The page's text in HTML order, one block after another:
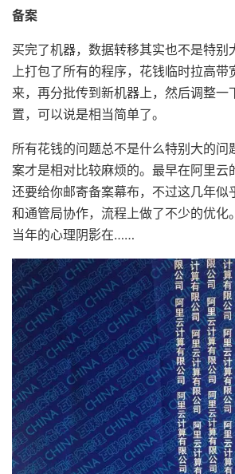
备案
买完了机器，数据转移其实也不是特别
上打包了所有的程序，花钱临时拉高
来，再分批传到新机器上，然后调整一
置，可以说是相当简单了。
所有花钱的问题总不是什么特别大的问
案才是相对比较麻烦的。最早在阿里云
还要给你邮寄备案幕布，不过这几年似
和通管局协作，流程上做了不少的优化
当年的心理阴影在……